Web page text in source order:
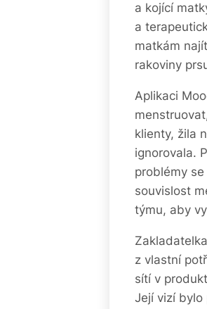
a kojící
a
matkám
rakoviny
Aplikaci
klienty, žila
ignorovala.
problémy
souvislost
týmu, aby
z vlastní
sítí v
Její vizí bylo